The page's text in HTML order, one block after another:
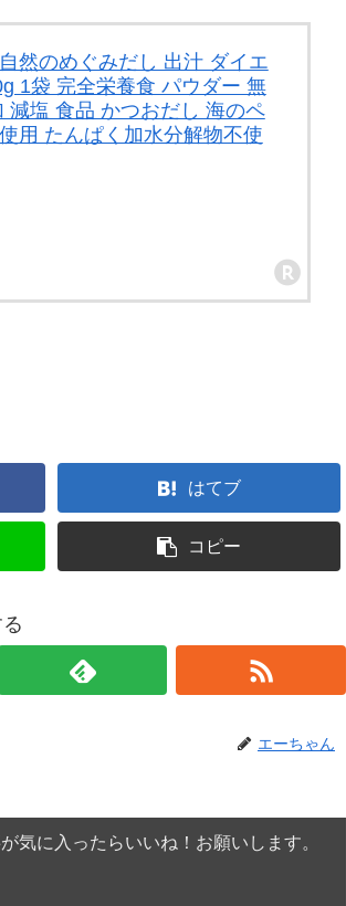
然のめぐみだし 出汁 ダイエ
1袋 完全栄養食 パウダー 無
減塩 食品 かつおだし 海のペ
用 たんぱく加水分解物不使
はてブ
コピー
エーちゃん
気に入ったらいいね！お願いします。